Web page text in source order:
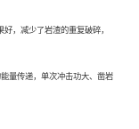
，减少了岩渣的重复破碎，
量传递，单次冲击功大、凿岩